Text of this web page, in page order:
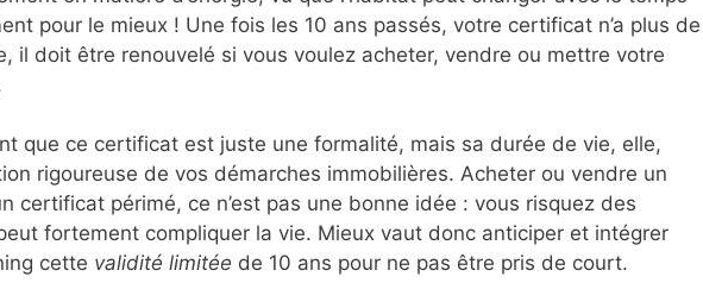
pour le mieux ! Une fois les 10 ans passés, votre certificat n’a plus de
il doit être renouvelé si vous voulez acheter, vendre ou mettre votre
que ce certificat est juste une formalité, mais sa durée de vie, elle,
rigoureuse de vos démarches immobilières. Acheter ou vendre un
certificat périmé, ce n’est pas une bonne idée : vous risquez des
fortement compliquer la vie. Mieux vaut donc anticiper et intégrer
cette validité limitée de 10 ans pour ne pas être pris de court.